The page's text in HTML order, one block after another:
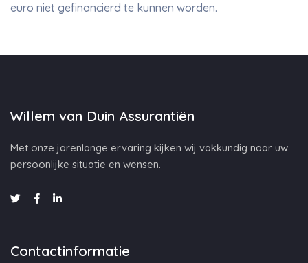
euro niet gefinancierd te kunnen worden.
Willem van Duin Assurantiën
Met onze jarenlange ervaring kijken wij vakkundig naar uw
persoonlijke situatie en wensen.
Contactinformatie